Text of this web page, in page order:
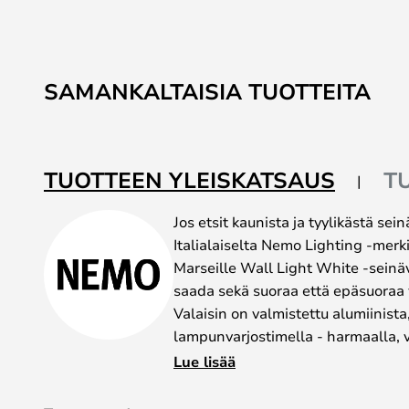
SAMANKALTAISIA TUOTTEITA
TUOTTEEN YLEISKATSAUS
Jos etsit kaunista ja tyylikästä
Italialaiselta Nemo Lighting -
Marseille Wall Light White -
saada sekä suoraa että
Valaisin on valmistettu
lampunvarjostimella - harmaalla,
varmasti löytyy kotiisi sopiva
Lue lisää